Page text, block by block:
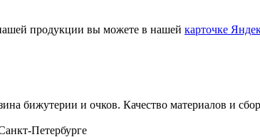
продукции вы можете в нашей карточке
бижутерии и очков. Качество материалов и
Петербурге